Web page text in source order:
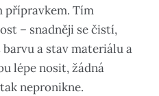
přípravkem. Tím
– snadněji se čistí,
a stav materiálu a
lépe nosit, žádná
nepronikne.